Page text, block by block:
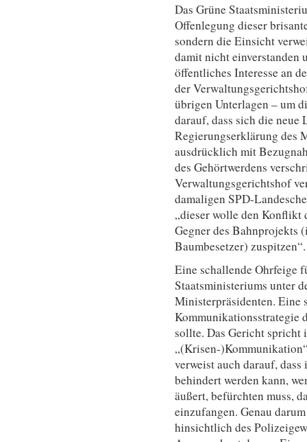
Das Grüne
Offenlegung dieser
sondern die Einsicht
damit nicht einverstanden
öffentliches Interesse an
der
übrigen Unterlagen – um
darauf, dass sich die neue
Regierungserklärung des
ausdrücklich mit
des Gehörtwerdens
Verwaltungsgerichtshof
damaligen SPD-
„dieser wolle den
Gegner des Bahnprojekts
Baumbesetzer) zuspitzen“.
Eine schallende Ohrfeige
Staatsministeriums unter
Ministerpräsidenten. Eine
Kommunikationsstrategie
sollte. Das Gericht spricht
„(Krisen-
verweist auch darauf,
behindert werden kann,
äußert, befürchten muss,
einzufangen. Genau
hinsichtlich des